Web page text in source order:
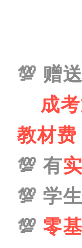
💯 赠
成
教材费
💯 有
💯 学
💯 零